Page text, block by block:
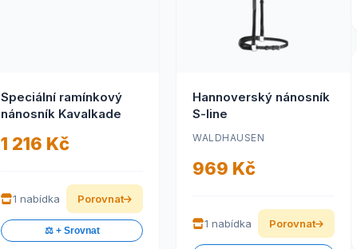
Speciální ramínkový
nánosník Kavalkade
1 216 Kč
1 nabídka Porovnat
⚖️ + Srovnat
Hannoverský nánosník
S-line
WALDHAUSEN
969 Kč
1 nabídka Porovnat